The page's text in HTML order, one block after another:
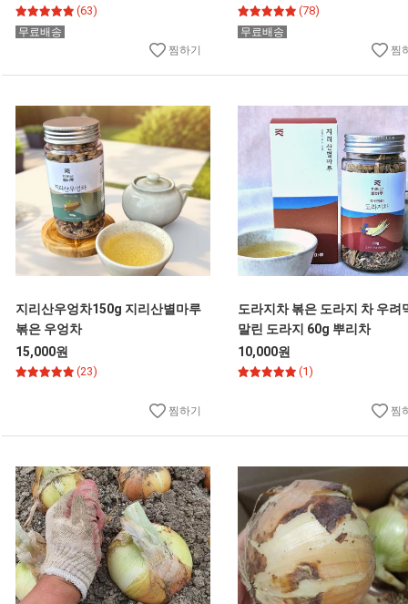
(63)
무료배송
찜하기
(78)
무료배송
찜
지리산우엉차150g 지리산별마루
볶은 우엉차
15,000원
(23)
찜하기
도라지차 볶은 도라지 차 우려
말린 도라지 60g 뿌리차
10,000원
(1)
찜